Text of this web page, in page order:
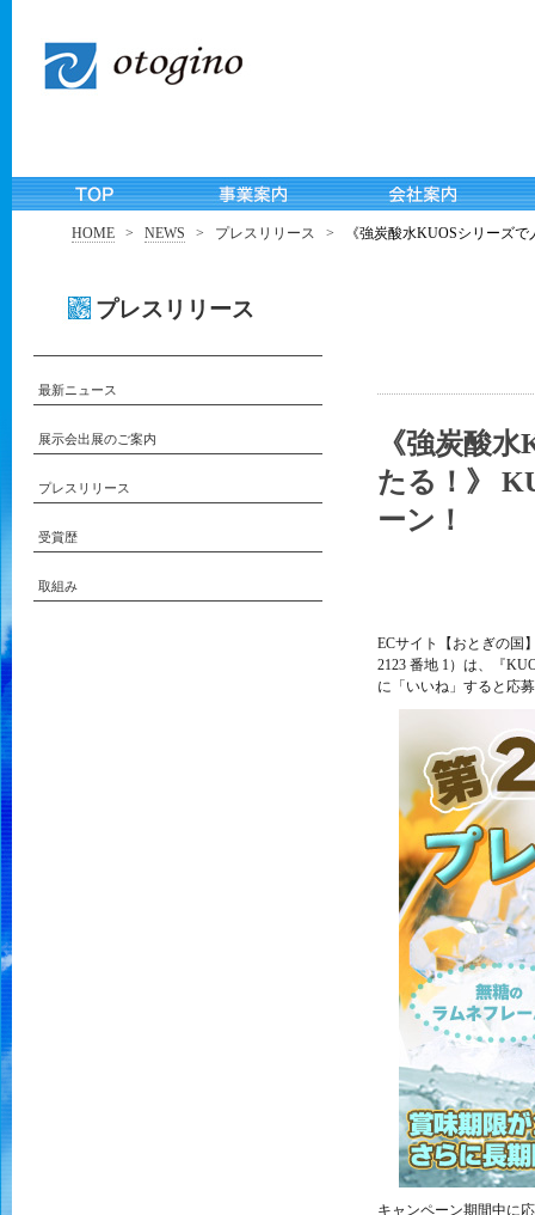
HOME > NEWS > プレスリリース > 《強炭酸水KUOSシリーズ
プレスリリース
《強炭酸
たる！》
ーン！
ECサイト【おとぎの国
2123 番地 1）は、『
に「いいね」すると応
キャンペーン期間中に
最新ニュース
展示会出展のご案内
プレスリリース
受賞歴
取組み